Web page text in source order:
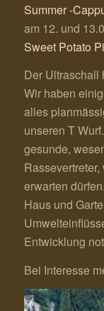
Summer -
am 12. und
Sweet Potato
Der Ultraschall
Wir haben
alles
unseren T
gesunde,
erwarten
Haus und
Entwicklung
Bei Interesse